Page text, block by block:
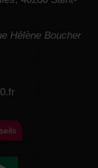
Hélène Boucher